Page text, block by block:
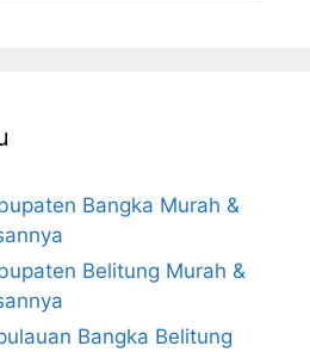
Bangka Murah &
Belitung Murah &
Bangka Belitung